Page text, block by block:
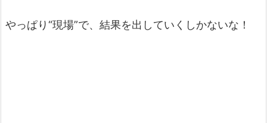
やっぱり“現場”で、結果を出していくしかないな！